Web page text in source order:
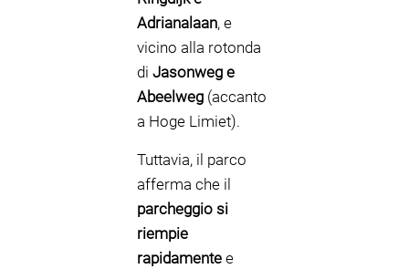
Adrianalaan, e
vicino alla rotonda
di Jasonweg e
Abeelweg (accanto
a Hoge Limiet).
Tuttavia, il parco
afferma che il
parcheggio si
riempie
rapidamente e